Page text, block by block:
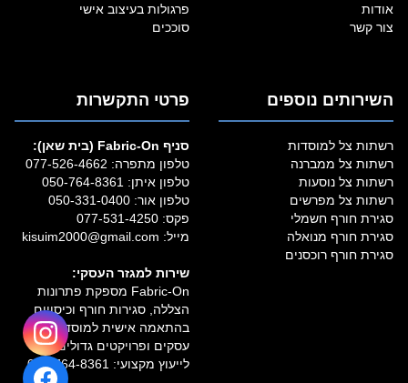
אודות
צור קשר
פרגולות בעיצוב אישי
סוככים
השירותים נוספים
רשתות צל למוסדות
רשתות צל ממברנה
רשתות צל נוסעות
רשתות צל מפרשים
סגירת חורף חשמלי
סגירת חורף מנואלה
סגירת חורף רוכסנים
פרטי התקשרות
סניף Fabric‑On (בית שאן):
טלפון מתפרה: 077-526-4662
טלפון איתן: 050-764-8361
טלפון אור: 050-331-0400
פקס: 077-531-4250
מייל: kisuim2000@gmail.com
שירות למגזר העסקי:
Fabric‑On מספקת פתרונות
הצללה, סגירות חורף וכיסויים
בהתאמה אישית למוסדות,
עסקים ופרויקטים גדולים.
לייעוץ מקצועי: 050-764-8361